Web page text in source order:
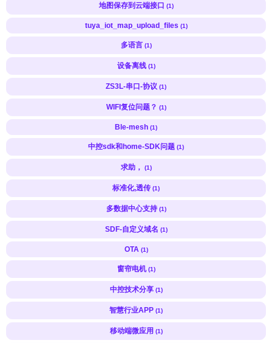
地图保存到云端接口 (1)
tuya_iot_map_upload_files (1)
多语言 (1)
设备离线 (1)
ZS3L-串口-协议 (1)
WIFI复位问题？ (1)
Ble-mesh (1)
中控sdk和home-SDK问题 (1)
求助， (1)
标准化,透传 (1)
多数据中心支持 (1)
SDF-自定义域名 (1)
OTA (1)
窗帘电机 (1)
中控技术分享 (1)
智慧行业APP (1)
移动端微应用 (1)